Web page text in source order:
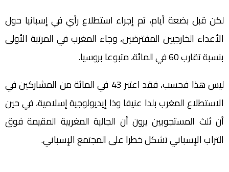
لكن قبل بضعة أيام، تم إجراء استطلاع رأي في إسبانيا حول
الأعداء الخارجيين المفترضين، وجاء المغرب في المرتبة الأولى
بنسبة تقارب 60 في المائة، متبوعا بروسيا.
ليس هذا فحسب، فقد اعتبر 43 في المائة من المشاركين في
الاستطلاع المغرب بلدا عنيفا وذا إيديولوجية إسلامية، في حين
أن ثلث المستجوبين يرون أن الجالية المغربية المقيمة فوق
التراب الإسباني تشكل خطرا على المجتمع الإسباني.